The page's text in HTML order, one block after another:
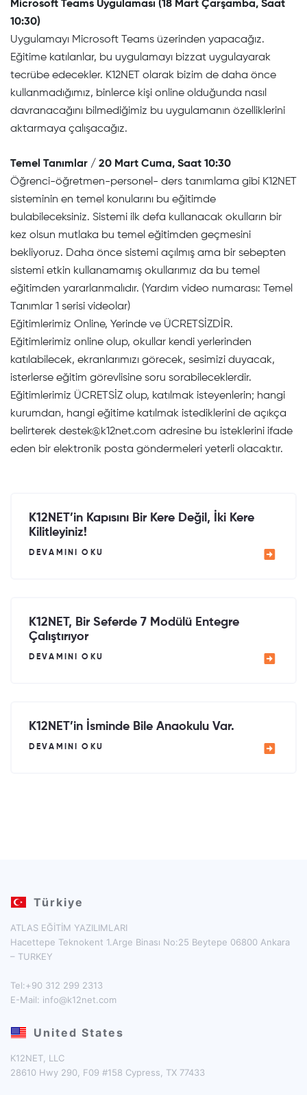
Microsoft Teams Uygulaması (18 Mart Çarşamba, Saat
10:30)
Uygulamayı Microsoft Teams üzerinden yapacağız.
Eğitime katılanlar, bu uygulamayı bizzat uygulayarak
tecrübe edecekler. K12NET olarak bizim de daha önce
kullanmadığımız, binlerce kişi online olduğunda nasıl
davranacağını bilmediğimiz bu uygulamanın özelliklerini
aktarmaya çalışacağız.
Temel Tanımlar / 20 Mart Cuma, Saat 10:30
Öğrenci-öğretmen-personel- ders tanımlama gibi K12NET
sisteminin en temel konularını bu eğitimde
bulabileceksiniz. Sistemi ilk defa kullanacak okulların bir
kez olsun mutlaka bu temel eğitimden geçmesini
bekliyoruz. Daha önce sistemi açılmış ama bir sebepten
sistemi etkin kullanamamış okullarımız da bu temel
eğitimden yararlanmalıdır. (Yardım video numarası: Temel
Tanımlar 1 serisi videolar)
Eğitimlerimiz Online, Yerinde ve ÜCRETSİZDİR.
Eğitimlerimiz online olup, okullar kendi yerlerinden
katılabilecek, ekranlarımızı görecek, sesimizi duyacak,
isterlerse eğitim görevlisine soru sorabileceklerdir.
Eğitimlerimiz ÜCRETSİZ olup, katılmak isteyenlerin; hangi
kurumdan, hangi eğitime katılmak istediklerini de açıkça
belirterek destek@k12net.com adresine bu isteklerini ifade
eden bir elektronik posta göndermeleri yeterli olacaktır.
K12NET’in Kapısını Bir Kere Değil, İki Kere
Kilitleyiniz!
DEVAMINI OKU
K12NET, Bir Seferde 7 Modülü Entegre
Çalıştırıyor
DEVAMINI OKU
K12NET’in İsminde Bile Anaokulu Var.
DEVAMINI OKU
Türkiye
ATLAS EĞİTİM YAZILIMLARI
Hacettepe Teknokent 1.Arge Binası No:25 Beytepe 06800 Ankara
– TURKEY
Tel:+90 312 299 2313
E-Mail: info@k12net.com
United States
K12NET, LLC
28610 Hwy 290, F09 #158 Cypress, TX 77433